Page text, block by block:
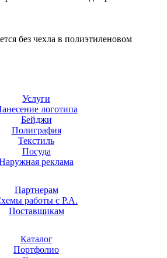
без чехла в полиэтиленовом
Услуги
логотипа
Бейджи
Полиграфия
Текстиль
Посуда
реклама
Партнерам
работы с Р.А.
Поставщикам
Каталог
Портфолио